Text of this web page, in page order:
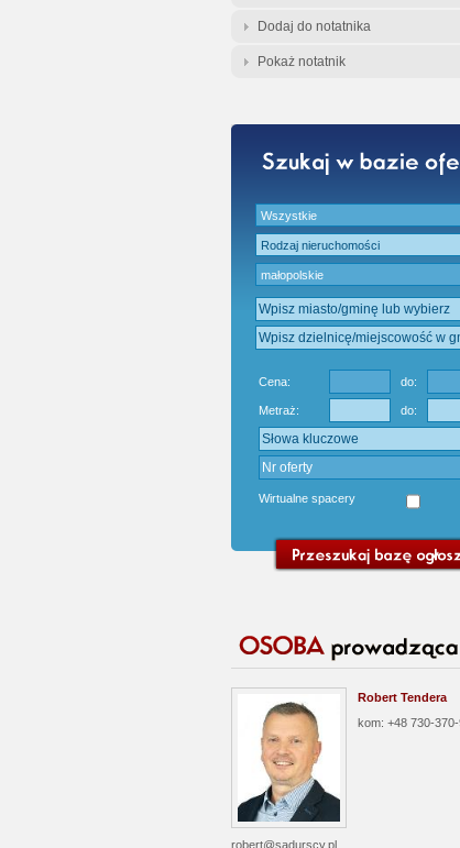
Dodaj do notatnika
Pokaż notatnik
Cena: do:
Metraż: do:
Wirtualne spacery
Robert Tendera
kom: +48 730-
robert@sadurscy.pl